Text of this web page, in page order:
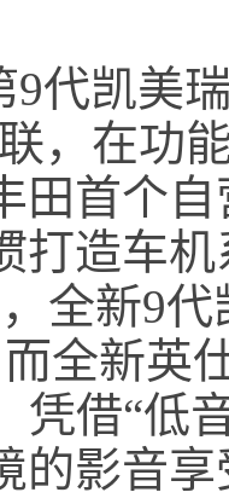
9代凯美
，在功
田首个
打造车
全新9
全新英
凭借“低
的影音享